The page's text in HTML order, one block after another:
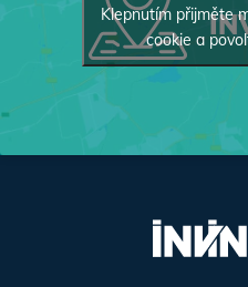
Klepnutím přijměte
cookie a